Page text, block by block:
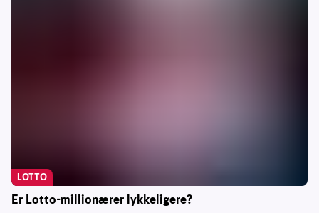
Er Lotto-millionærer lykkeligere?
LOTTO